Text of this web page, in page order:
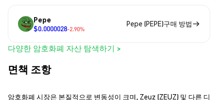
Pepe
$0.0000028-2.90%
Pepe (PEPE)구매 방법
다양한 암호화폐 자산 탐색하기 >
면책 조항
암호화폐 시장은 본질적으로 변동성이 크며, Zeuz (ZEUZ) 및 다른 디